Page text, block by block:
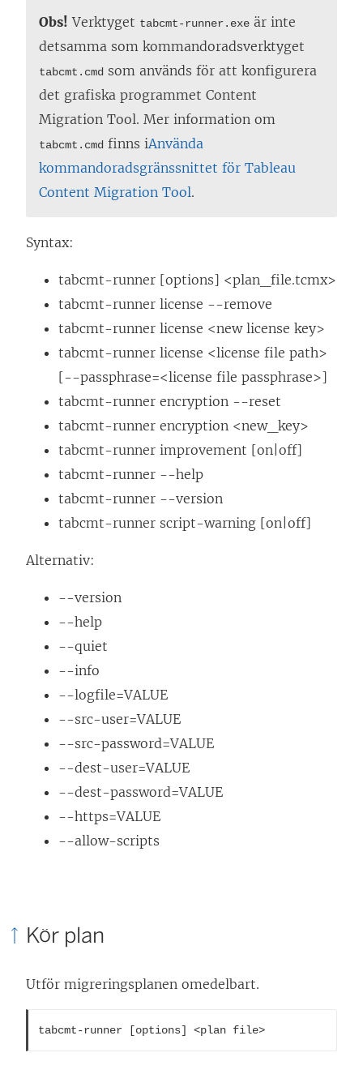
Obs! Verktyget tabcmt-runner.exe är inte
detsamma som kommandoradsverktyget
tabcmt.cmd som används för att konfigurera
det grafiska programmet Content
Migration Tool. Mer information om
tabcmt.cmd finns iAnvända
kommandoradsgränssnittet för Tableau
Content Migration Tool.
Syntax:
tabcmt-runner [options] <plan_file.tcmx>
tabcmt-runner license --remove
tabcmt-runner license <new license key>
tabcmt-runner license <license file path>
[--passphrase=<license file passphrase>]
tabcmt-runner encryption --reset
tabcmt-runner encryption <new_key>
tabcmt-runner improvement [on|off]
tabcmt-runner --help
tabcmt-runner --version
tabcmt-runner script-warning [on|off]
Alternativ:
--version
--help
--quiet
--info
--logfile=VALUE
--src-user=VALUE
--src-password=VALUE
--dest-user=VALUE
--dest-password=VALUE
--https=VALUE
--allow-scripts
Kör plan
Utför migreringsplanen omedelbart.
tabcmt-runner [options] <plan file>